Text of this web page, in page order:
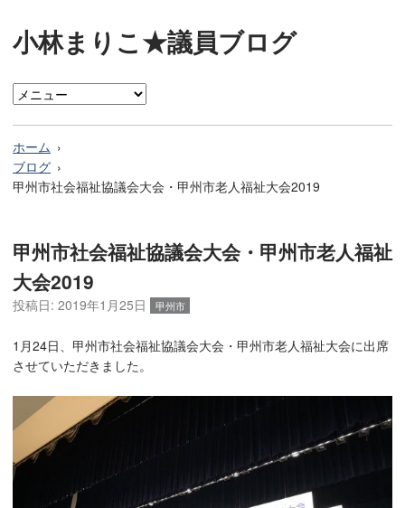
小林まりこ★議員ブログ
ホーム
ブログ
甲州市社会福祉協議会大会・甲州市老人福祉大会2019
甲州市社会福祉協議会大会・甲州市老人福祉
大会2019
投稿日: 2019年1月25日 甲州市
1月24日、甲州市社会福祉協議会大会・甲州市老人福祉大会に出席
させていただきました。